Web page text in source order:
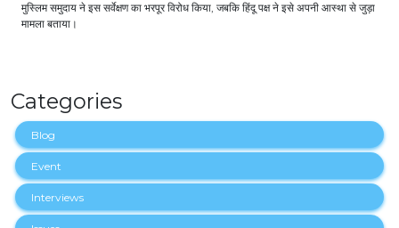
मुस्लिम समुदाय ने इस सर्वेक्षण का भरपूर विरोध किया, जबकि हिंदू पक्ष ने इसे अपनी आस्था से जुड़ा
मामला बताया।
Categories
Blog
Event
Interviews